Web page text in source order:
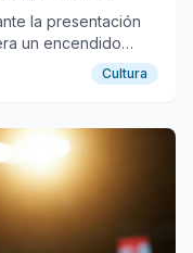
la presentación
un encendido
Cultura